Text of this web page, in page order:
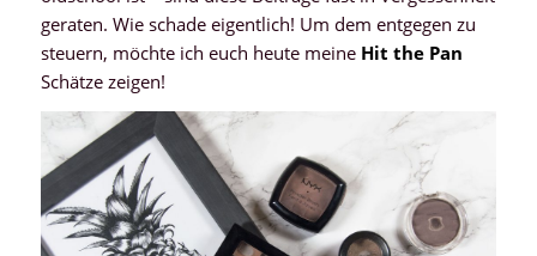
geraten. Wie schade eigentlich! Um dem entgegen zu
steuern, möchte ich euch heute meine Hit the Pan
Schätze zeigen!